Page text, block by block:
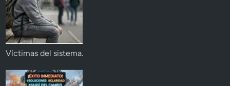
Víctimas del sistema.